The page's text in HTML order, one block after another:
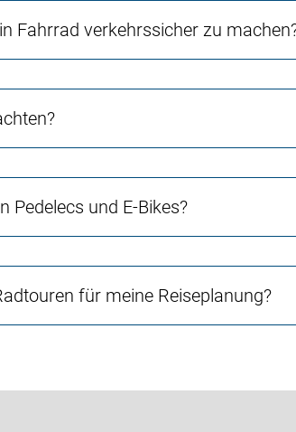
Fahrrad verkehrssicher zu
Pedelecs und E-Bikes?
für meine Reiseplanung?